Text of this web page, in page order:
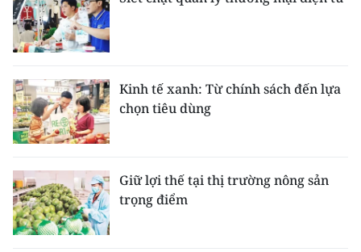
Kinh tế xanh: Từ chính sách đến lựa
chọn tiêu dùng
Giữ lợi thế tại thị trường nông sản
trọng điểm